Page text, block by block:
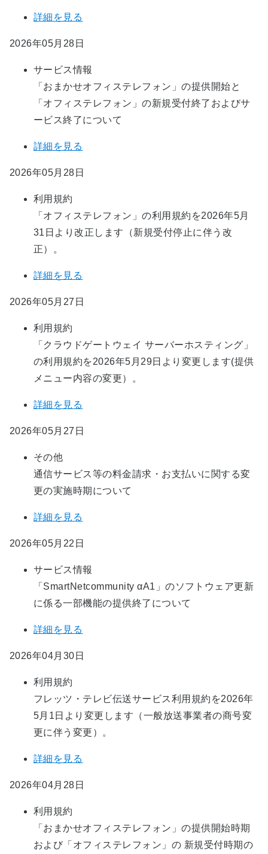
詳細を見る
2026年05月28日
サービス情報
「おまかせオフィステレフォン」の提供開始と
「オフィステレフォン」の新規受付終了およびサ
ービス終了について​ ​
詳細を見る
2026年05月28日
利用規約
「オフィステレフォン」の利用規約を2026年5月
31日より改正します（新規受付停止に伴う改
正）。
詳細を見る
2026年05月27日
利用規約
「クラウドゲートウェイ サーバーホスティング」
の利用規約を2026年5月29日より変更します(提供
メニュー内容の変更）。
詳細を見る
2026年05月27日
その他
通信サービス等の料金請求・お支払いに関する変
更の実施時期について
詳細を見る
2026年05月22日
サービス情報
「SmartNetcommunity αA1」のソフトウェア更新
に係る一部機能の提供終了について
詳細を見る
2026年04月30日
利用規約
フレッツ・テレビ伝送サービス利用規約を2026年
5月1日より変更します（一般放送事業者の商号変
更に伴う変更）。
詳細を見る
2026年04月28日
利用規約
「おまかせオフィステレフォン」の提供開始時期
および「オフィステレフォン」の​ 新規受付時期の